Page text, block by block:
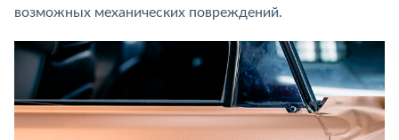
возможных механических повреждений.